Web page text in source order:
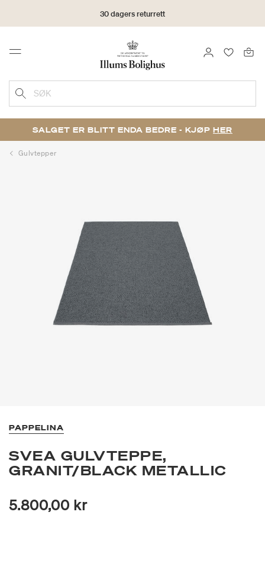
30 dagers returrett
Menu LOGG INN
SØK
SALGET ER BLITT ENDA BEDRE - KJØP HER
Gulvtepper
PAPPELINA
SVEA GULVTEPPE,
GRANIT/BLACK METALLIC
5.800,00 kr